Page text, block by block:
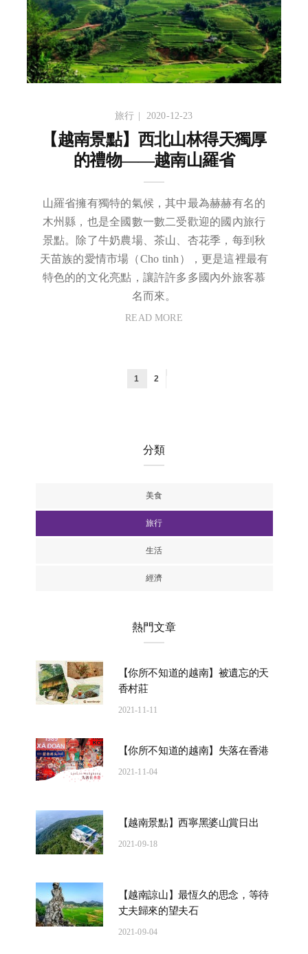
旅行 2020-12-23
【越南景點】西北山林得天獨厚
的禮物——越南山羅省
山羅省擁有獨特的氣候，其中最為赫赫有名的
木州縣，也是全國數一數二受歡迎的國內旅行
景點。除了牛奶農場、茶山、杏花季，每到秋
天苗族的愛情市場（Cho tinh），更是這裡最有
特色的的文化亮點，讓許許多多國內外旅客慕
名而來。
READ MORE
1 2
分類
美食
旅行
生活
經濟
熱門文章
【你所不知道的越南】被遺忘的天
香村莊
2021-11-11
【你所不知道的越南】失落在香港
2021-11-04
【越南景點】西寧黑婆山賞日出
2021-09-18
【越南諒山】最恆久的思念，等待
丈夫歸來的望夫石
2021-09-04